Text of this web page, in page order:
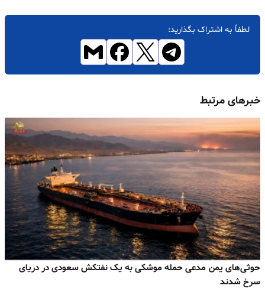
لطفاً به اشتراک بگذارید:
خبرهای مرتبط
حوثی‌های یمن مدعی حمله موشکی به یک نفتکش سعودی در دریای
سرخ شدند